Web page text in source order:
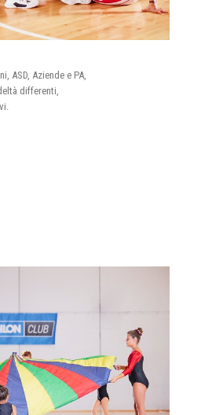
ASD, Aziende e PA,
differenti,